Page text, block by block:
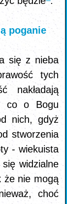
poganie
się z nieba
tych
nakładają
co o Bogu
nich, gdyż
stworzenia
- wiekuista
widzialne
że nie mogą
choć